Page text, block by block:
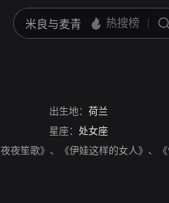
出生地： 荷兰
星座： 处女座
夜笙歌》、《伊娃这样的女人》、《